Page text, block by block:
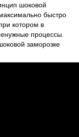
шоковой
быстро
котором в
процессы.
заморозке